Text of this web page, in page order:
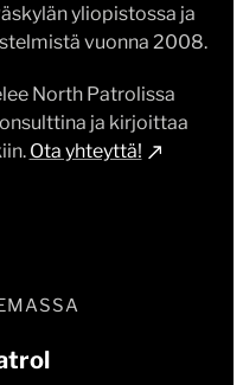
yliopistossa ja
vuonna 2008.
North Patrolissa
ja kirjoittaa
Ota yhteyttä!